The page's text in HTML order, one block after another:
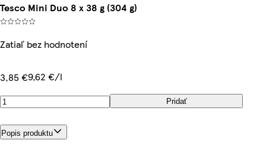
Tesco Mini Duo 8 x 38 g (304 g)
Zatiaľ bez hodnotení
3,85 €9,62 €/l
Pridať
Popis produktu